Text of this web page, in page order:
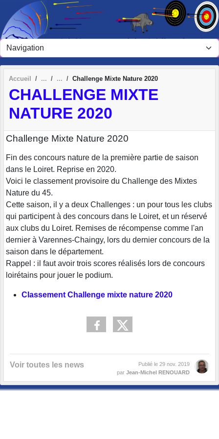
Accueil Challenge Mixte Nature 2020
CHALLENGE MIXTE
NATURE 2020
Challenge Mixte Nature 2020
Fin des concours nature de la première partie de saison
dans le Loiret. Reprise en 2020.
Voici le classement provisoire du Challenge des Mixtes
Nature du 45.
Cette saison, il y a deux Challenges : un pour tous les clubs
qui participent à des concours dans le Loiret, et un réservé
aux clubs du Loiret. Remises de récompense comme l'an
dernier à Varennes-Chaingy, lors du dernier concours de la
saison dans le département.
Rappel : il faut avoir trois scores réalisés lors de concours
loirétains pour jouer le podium.
Classement Challenge mixte nature 2020
Voir toutes les news Publié le 29 nov. 2019
par Jean-Michel RENOUARD
Panneau de gestion des cookies